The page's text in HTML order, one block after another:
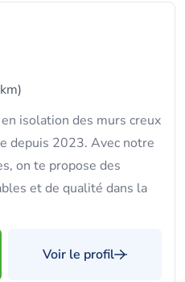
isolation des murs creux
depuis 2023. Avec notre
on te propose des
et de qualité dans la
Voir le profil